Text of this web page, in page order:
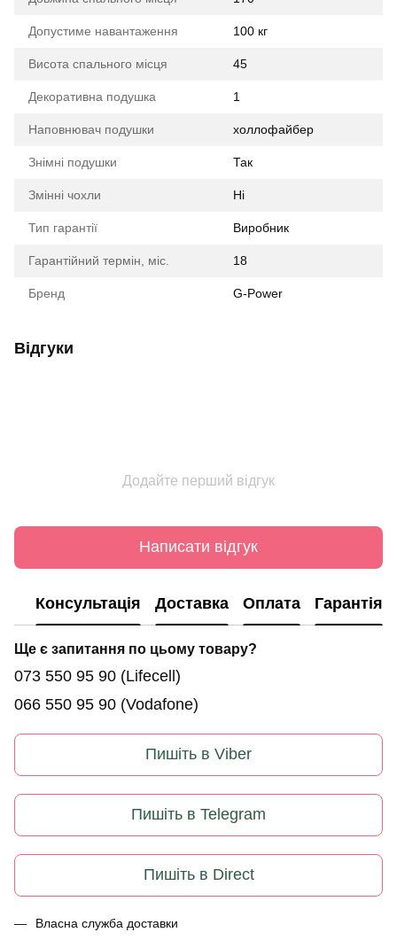
Допустиме навантаження 100 кг
Висота спального місця 45
Декоративна подушка 1
Наповнювач подушки холлофайбер
Знімні подушки Так
Змінні чохли Ні
Тип гарантії Виробник
Гарантійний термін, міс. 18
Бренд G-Power
Відгуки
Додайте перший відгук
Написати відгук
Консультація Доставка Оплата Гарантія
Ще є запитання по цьому товару?
073 550 95 90 (Lifecell)
066 550 95 90 (Vodafone)
Пишіть в Viber
Пишіть в Telegram
Пишіть в Direct
Власна служба доставки